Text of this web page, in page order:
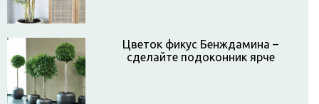
Цветок фикус Бенждамина –
сделайте подоконник ярче